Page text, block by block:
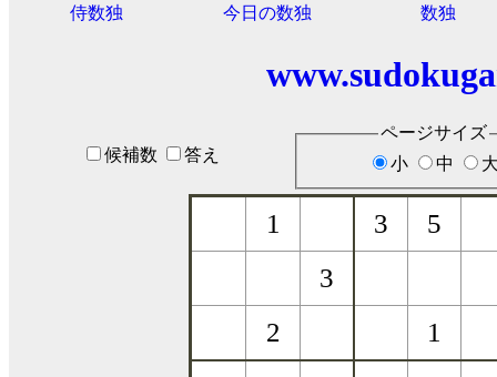
侍数独 今日の数独 数独
候補数 答え
ページサイズ
小
中